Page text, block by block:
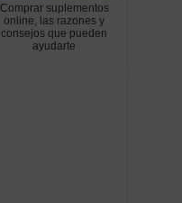
Comprar suplementos
online, las razones y
consejos que pueden
ayudarte